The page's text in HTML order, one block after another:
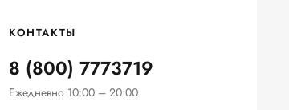
КОНТАКТЫ
8 (800) 7773719
Ежедневно 10:00 – 20:00